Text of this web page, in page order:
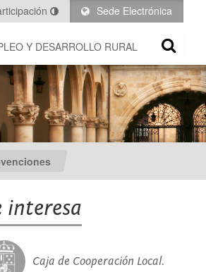
Sede Electrónica
Y DESARROLLO RURAL
interesa
Caja de Cooperación Local.